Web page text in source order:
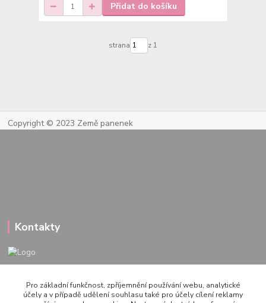
Přidat do košíku
strana z 1
Copyright © 2023 Země panenek
Kontakty
PO-PÁ 10-20h., SO+NE 14-20h.
Pro základní funkčnost, zpříjemnění používání webu, analytické
účely a v případě udělení souhlasu také pro účely cílení reklamy